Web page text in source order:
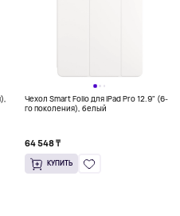
Чехол Smart Folio для iPad Pro 12.9" (6-
го поколения), белый
64 548 ₸
КУПИТЬ